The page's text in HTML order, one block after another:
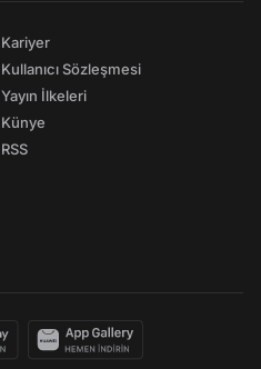
Kariyer
Kullanıcı Sözleşmesi
Yayın İlkeleri
Künye
RSS